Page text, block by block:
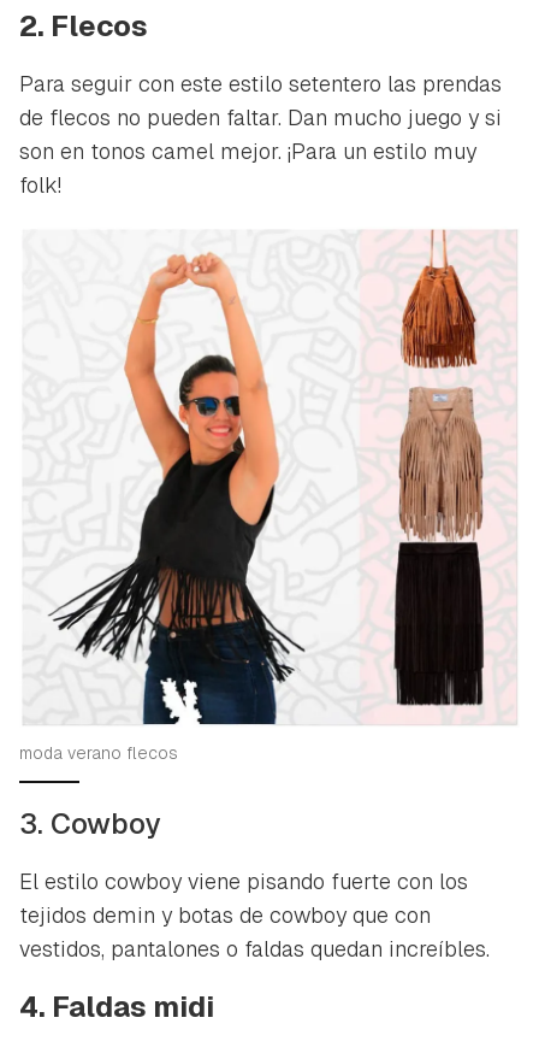
2. Flecos
Para seguir con este estilo setentero las prendas
de flecos no pueden faltar. Dan mucho juego y si
son en tonos camel mejor. ¡Para un estilo muy
folk!
moda verano flecos
3. Cowboy
El estilo cowboy viene pisando fuerte con los
tejidos demin y botas de cowboy que con
vestidos, pantalones o faldas quedan increíbles.
4. Faldas midi